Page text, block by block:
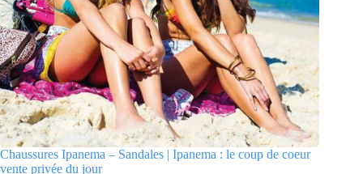
Chaussures Ipanema – Sandales | Ipanema : le coup de coeur
vente privée du jour